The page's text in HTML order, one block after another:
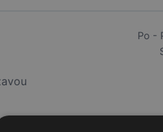
Po -